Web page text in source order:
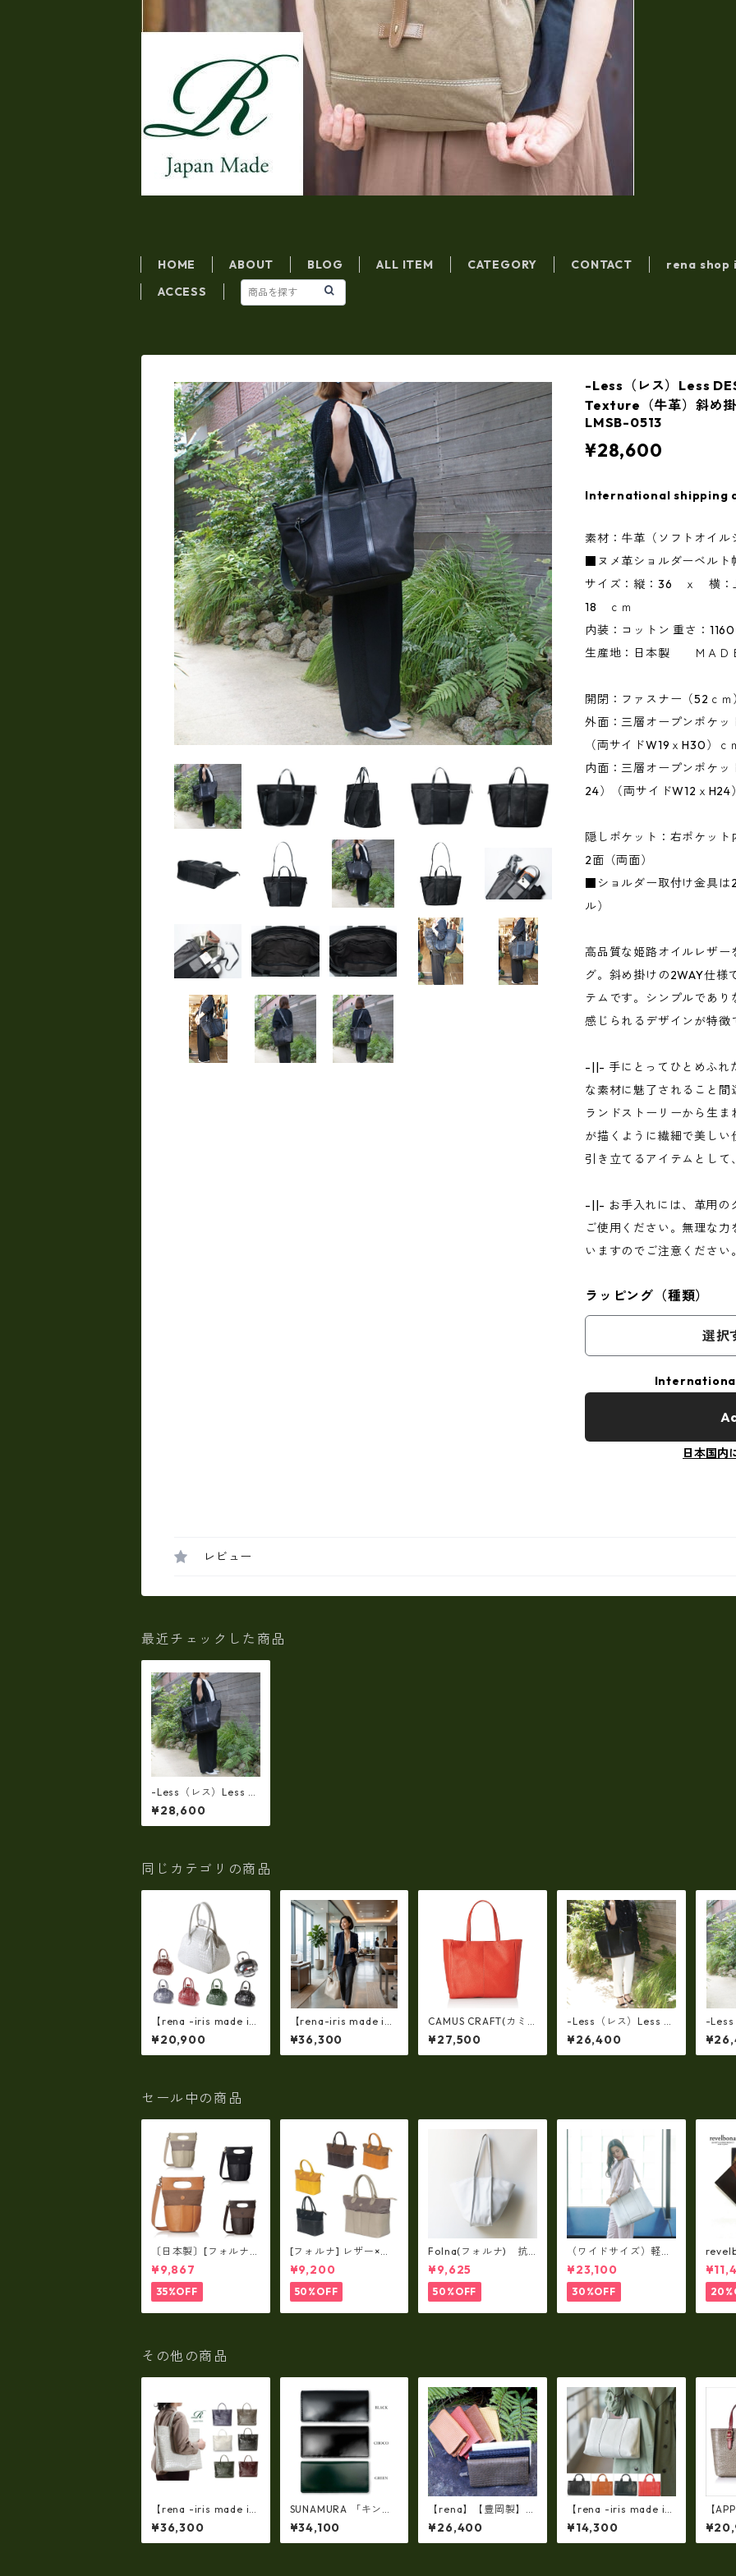
HOME ABOUT BLOG ALL ITEM CATEGORY CONTACT rena shop
ACCESS
-Less（レス）Less
Texture（牛革）斜め掛
LMSB-0513
¥28,600
International shipping
素材：牛革（ソフトオイ
■ヌメ革ショルダーベルト
サイズ：縦：36 ｘ 横：
18 ｃｍ
内装：コットン 重さ：1160
生産地：日本製 ＭＡＤ
開閉：ファスナー（52ｃｍ
外面：三層オープンポケッ
（両サイドW19ｘH30）ｃ
内面：三層オープンポケ
24）（両サイドW12ｘH24
隠しポケット：右ポケット
2面（両面）
■ショルダー取付け金具は
ル）
高品質な姫路オイルレザー
グ。斜め掛けの2WAY仕様
テムです。シンプルであ
感じられるデザインが特徴
-||- 手にとってひとめふれ
な素材に魅了されること
ランドストーリーから生
が描くように繊細で美し
引き立てるアイテムとして
-||- お手入れには、革用の
ご使用ください。無理な
いますのでご注意ください。
ラッピング（種類）
選択
日本国内
レビュー
最近チェックした商品
-Less（レス）Less D
ESIGN(レスデザイン)S
carred Texture（牛
革）斜め掛け＆多機能
¥28,600
同じカテゴリの商品
【rena -iris made in
japan】【日本製】(限
定品)牛革製品・エナ
メルクロコ☆ガマ口バ
¥20,900
【rena-iris made in j
apan】【国産品】ソ
フトシュリンク革ショ
ルダートートバッグ
トートバッグ、バケ
ツ、牛革、収納、プレ
¥36,300
CAMUS CRAFT(カミ
ュクラフト) ビジネス
バッグ トートバッグ
日本製 撥水 軽量 ユニ
¥27,500
-Less（レス）Less D
ESIGN(レスデザイン)S
carred Texture（牛
革）斜め掛け＆多機能
¥26,400
-Less
革）
セール中の商品
〔日本製〕[フォルナ]
レザー×パラフィン筒
型2way シュリンクレ
ザー×79Aパラフィ
ン fo-259630
¥9,867
35%OFF
[フォルナ] レザー×パ
ラフィン筒型2way シ
ュリンクレザー×79A
パラフィン トートL f
o-259632
¥9,200
50%OFF
Folna(フォルナ) 抗
菌ソフトスムースレザ
ー トートバッグ / FOL
NA RD fo-083244
¥9,625
50%OFF
（ワイドサイズ）軽
量・牛革製品・2WAY
ヌメ革トートバッグ
（A3サイズ/日本製）
(高収納）ir-02G
¥23,100
30%OFF
国産
れ ロ
ト
その他の商品
【rena -iris made in
japan】【日本製】牛
革エナメルクロコ・ 軽
量ラージサイズ・トー
¥36,300
SUNAMURA 「キング
オブレザー」、「革の
ダイヤモンド」高級レ
ザー コードバン 長札
¥34,100
【rena】【豊岡製】
（7color）佐賀牛革
（素上げメッシュタイ
プ）オイルレザーラウ
¥26,400
【rena -iris made in
japan】【日本製】軽
量☆牛革製品・ヌメ革
製・手提げトートバッ
¥14,300
【
ーズ
型押
トー